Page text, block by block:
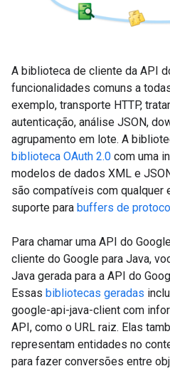
A biblioteca de cliente da API
funcionalidades comuns a
exemplo, transporte HTTP,
autenticação, análise JSON,
agrupamento em lote. A
biblioteca OAuth 2.0 com uma
modelos de dados XML e
são compatíveis com qualquer
suporte para buffers de
Para chamar uma API do
cliente do Google para Java,
Java gerada para a API do
Essas bibliotecas geradas
google-api-java-client com
API, como o URL raiz. Elas
representam entidades no
para fazer conversões entre